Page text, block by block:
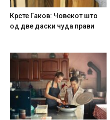
Крсте Гаков: Човекот што
од две даски чуда прави